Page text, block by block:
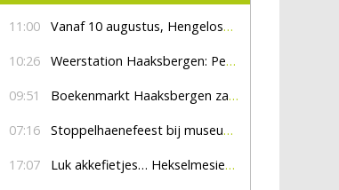
11:00 Vanaf 10 augustus, Hengelosestraat drie weken dicht voor doorgaand verkeer
10:26 Weerstation Haaksbergen: Perioden met zon en droog
09:51 Boekenmarkt Haaksbergen zaterdag 8 augustus, marktplein Haaksbergen
07:16 Stoppelhaenefeest bij museum De Lebbenbrugge
17:07 Luk akkefietjes… HekselmesienHarry